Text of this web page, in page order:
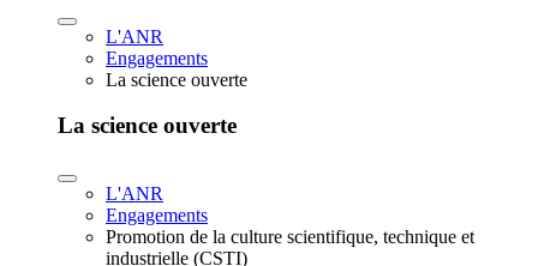
L'ANR
Engagements
La science ouverte
La science ouverte
L'ANR
Engagements
Promotion de la culture scientifique, technique et
industrielle (CSTI)